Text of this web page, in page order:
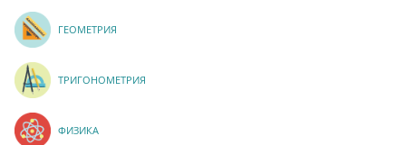
ГЕОМЕТРИЯ
ТРИГОНОМЕТРИЯ
ФИЗИКА